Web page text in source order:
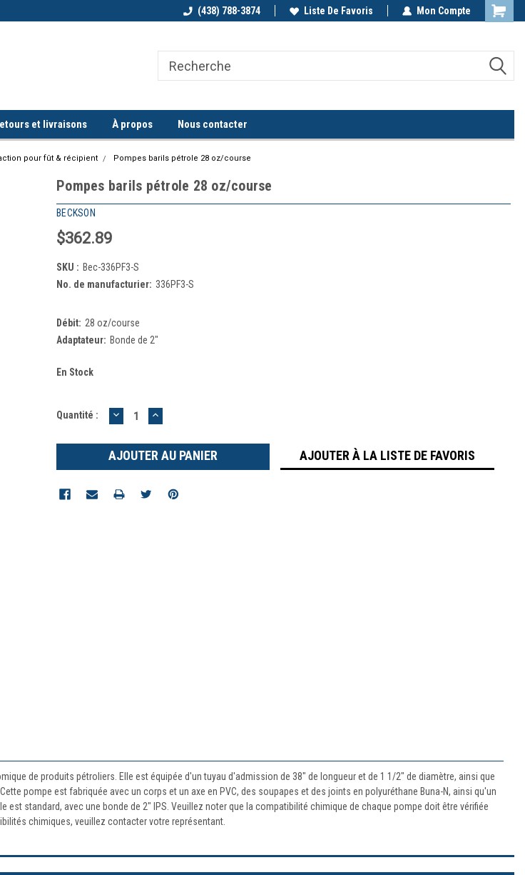
Commande minimum de 100$ Appelez-nous!
(438) 788-3874 Liste De Favoris Mon Compte
et livraisons À propos Nous contacter
pour fût & récipient Pompes barils pétrole 28 oz/course
Pompes barils pétrole 28 oz/course
BECKSON
$362.89
SKU : Bec-336PF3-S
No. de manufacturier: 336PF3-S
Débit: 28 oz/course
Adaptateur: Bonde de 2"
En Stock
Quantité : DIMINUER
LA
:
AUGMENTER
LA
:
AJOUTER À LA LISTE DE FAVORIS
de produits pétroliers. Elle est équipée d'un tuyau d'admission de 38" de longueur et de 1 1/2" de diamètre, ainsi que
pompe est fabriquée avec un corps et un axe en PVC, des soupapes et des joints en polyuréthane Buna-N, ainsi qu'un
standard, avec une bonde de 2" IPS. Veuillez noter que la compatibilité chimique de chaque pompe doit être vérifiée
chimiques, veuillez contacter votre représentant.